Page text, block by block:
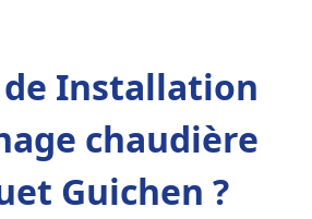
de Installation
chaudière
Guichen ?